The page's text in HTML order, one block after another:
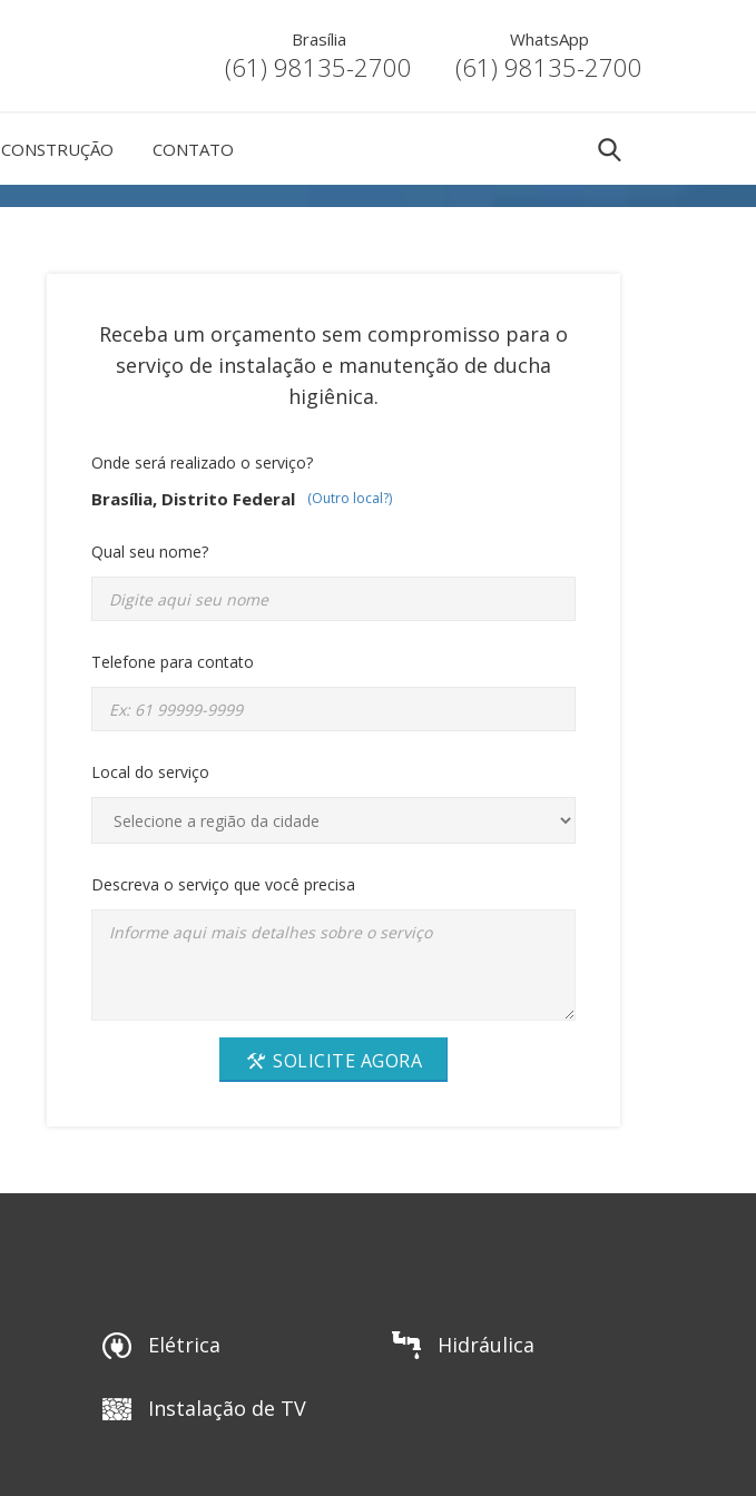
Brasília
(61) 98135-2700
WhatsApp
(61) 98135-2700
CONSTRUÇÃO CONTATO
Receba um orçamento sem compromisso para o
serviço de instalação e manutenção de ducha
higiênica.
Onde será realizado o serviço?
Brasília, Distrito Federal (Outro local?)
Qual seu nome?
Telefone para contato
Local do serviço
Descreva o serviço que você precisa
SOLICITE AGORA
Elétrica
Instalação de TV
Hidráulica